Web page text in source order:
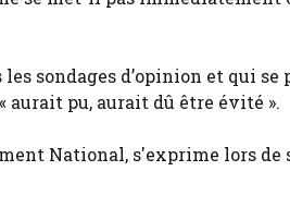
sondages d’opinion et qui se
aurait pu, aurait dû être évité ».